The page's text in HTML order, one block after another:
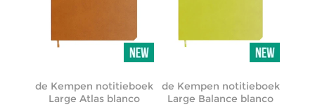
de Kempen notitieboek
Large Atlas blanco
de Kempen notitieboek
Large Balance blanco